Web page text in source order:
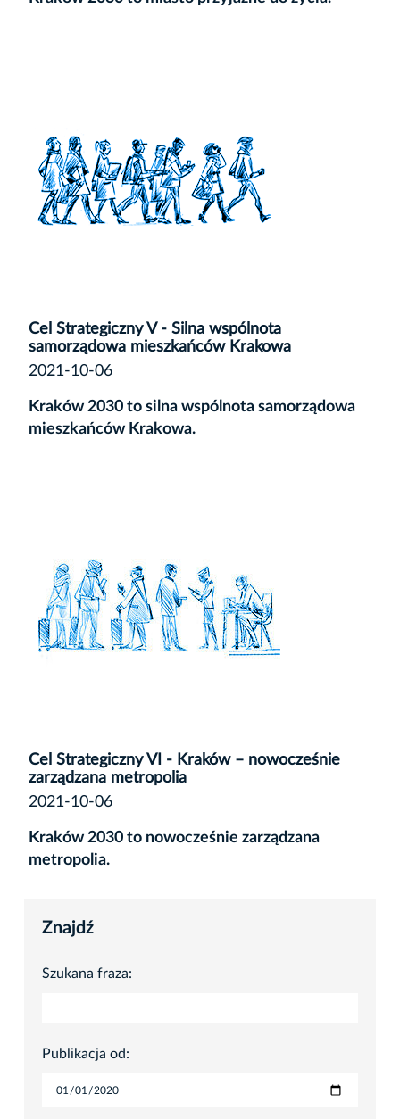
Cel Strategiczny V - Silna wspólnota
samorządowa mieszkańców Krakowa
2021-10-06
Kraków 2030 to silna wspólnota samorządowa
mieszkańców Krakowa.
Cel Strategiczny VI - Kraków – nowocześnie
zarządzana metropolia
2021-10-06
Kraków 2030 to nowocześnie zarządzana
metropolia.
Znajdź
Szukana fraza:
Publikacja od: